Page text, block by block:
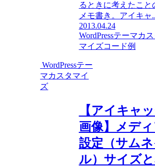
るときに考えたこと
メモ書き。アイキャ
2013.04.24
WordPressテーマカス
マイズコード例
WordPressテー
マカスタマイ
ズ
【アイキャ
画像】メデ
設定（サムネ
ル）サイズ